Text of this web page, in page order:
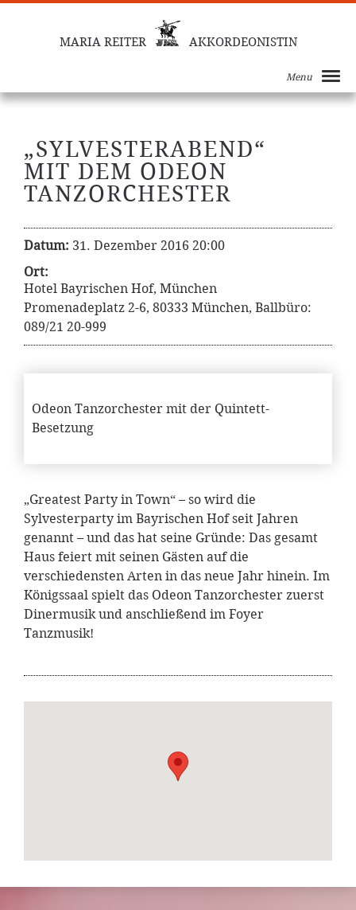
MARIA REITER AKKORDEONISTIN
Menu
„SYLVESTERABEND“
MIT DEM ODEON
TANZORCHESTER
Datum: 31. Dezember 2016 20:00
Ort:
Hotel Bayrischen Hof, München
Promenadeplatz 2-6, 80333 München, Ballbüro:
089/21 20-999
Odeon Tanzorchester mit der Quintett-
Besetzung
„Greatest Party in Town“ – so wird die
Sylvesterparty im Bayrischen Hof seit Jahren
genannt – und das hat seine Gründe: Das gesamt
Haus feiert mit seinen Gästen auf die
verschiedensten Arten in das neue Jahr hinein. Im
Königssaal spielt das Odeon Tanzorchester zuerst
Dinermusik und anschließend im Foyer
Tanzmusik!